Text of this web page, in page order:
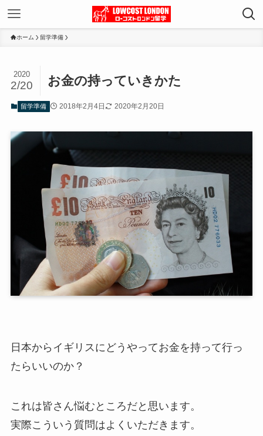
ホーム 留学準備
お金の持っていきかた
2020
2/20
留学準備 2018年2月4日 2020年2月20日
日本からイギリスにどうやってお金を持って行っ
たらいいのか？
これは皆さん悩むところだと思います。
実際こういう質問はよくいただきます。